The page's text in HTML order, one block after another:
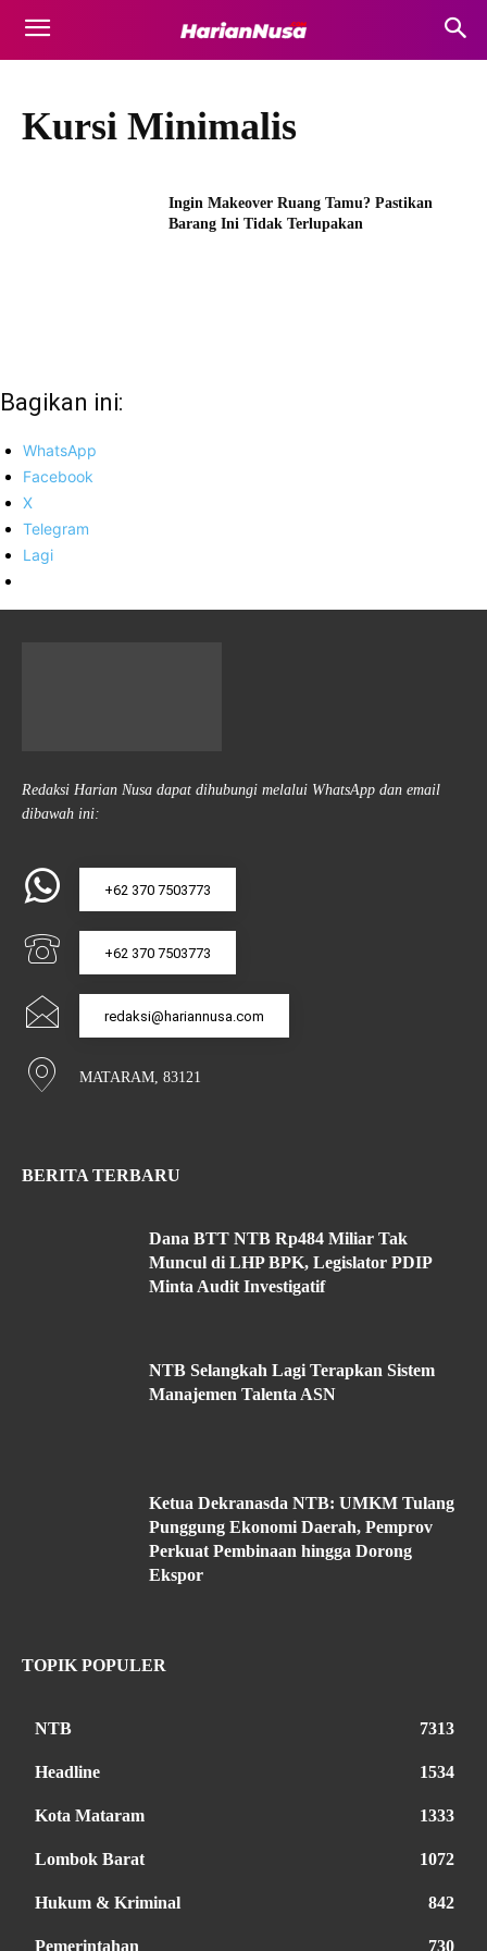
Kursi Minimalis
Ingin Makeover Ruang Tamu? Pastikan
Barang Ini Tidak Terlupakan
Bagikan ini:
WhatsApp
Facebook
X
Telegram
Lagi
Redaksi Harian Nusa dapat dihubungi melalui WhatsApp dan email
dibawah ini:
+62 370 7503773
+62 370 7503773
redaksi@hariannusa.com
MATARAM, 83121
BERITA TERBARU
Dana BTT NTB Rp484 Miliar Tak
Muncul di LHP BPK, Legislator PDIP
Minta Audit Investigatif
NTB Selangkah Lagi Terapkan Sistem
Manajemen Talenta ASN
Ketua Dekranasda NTB: UMKM Tulang
Punggung Ekonomi Daerah, Pemprov
Perkuat Pembinaan hingga Dorong
Ekspor
TOPIK POPULER
NTB 7313
Headline 1534
Kota Mataram 1333
Lombok Barat 1072
Hukum & Kriminal 842
Pemerintahan 730